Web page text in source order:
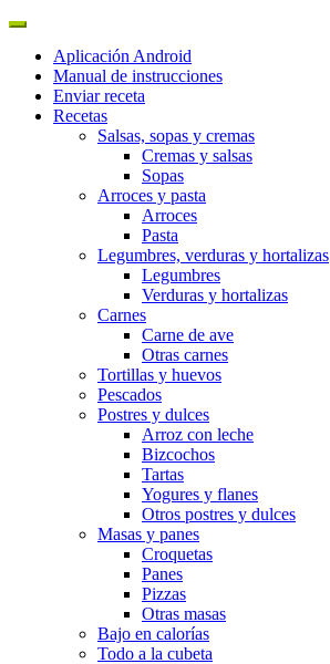
Aplicación Android
Manual de instrucciones
Enviar receta
Recetas
Salsas, sopas y cremas
Cremas y salsas
Sopas
Arroces y pasta
Arroces
Pasta
Legumbres, verduras y hortalizas
Legumbres
Verduras y hortalizas
Carnes
Carne de ave
Otras carnes
Tortillas y huevos
Pescados
Postres y dulces
Arroz con leche
Bizcochos
Tartas
Yogures y flanes
Otros postres y dulces
Masas y panes
Croquetas
Panes
Pizzas
Otras masas
Bajo en calorías
Todo a la cubeta